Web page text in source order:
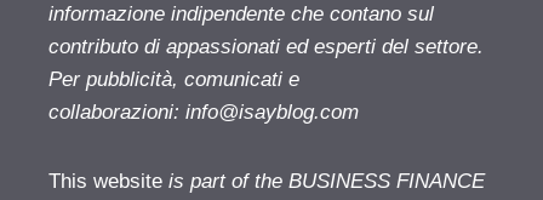
informazione indipendente che contano sul
contributo di appassionati ed esperti del settore.
Per pubblicità, comunicati e
collaborazioni: info@isayblog.com
This website is part of the BUSINESS FINANCE